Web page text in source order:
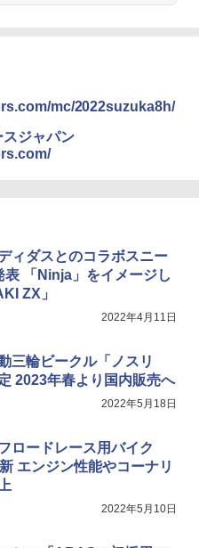
mc/2022suzuka8h/
ジャパン
ィダスとのコラボスニー
表 「Ninja」をイメージし
ZX」
2022年4月11日
三輪ビークル「ノスリ
2023年春より国内販売へ
2022年5月18日
ロードレース用バイク
エンジン性能やコーナリ
2022年5月10日